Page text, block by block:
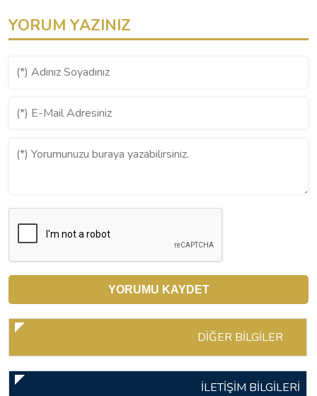
YORUM YAZINIZ
DİĞER BİLGİLER
İLETİŞİM BİLGİLERİ